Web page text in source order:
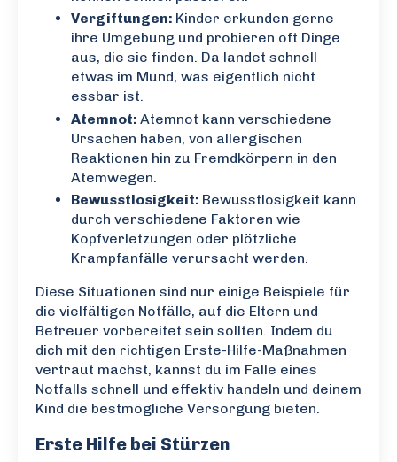
Vergiftungen: Kinder erkunden gerne
ihre Umgebung und probieren oft Dinge
aus, die sie finden. Da landet schnell
etwas im Mund, was eigentlich nicht
essbar ist.
Atemnot: Atemnot kann verschiedene
Ursachen haben, von allergischen
Reaktionen hin zu Fremdkörpern in den
Atemwegen.
Bewusstlosigkeit: Bewusstlosigkeit kann
durch verschiedene Faktoren wie
Kopfverletzungen oder plötzliche
Krampfanfälle verursacht werden.
Diese Situationen sind nur einige Beispiele für
die vielfältigen Notfälle, auf die Eltern und
Betreuer vorbereitet sein sollten. Indem du
dich mit den richtigen Erste-Hilfe-Maßnahmen
vertraut machst, kannst du im Falle eines
Notfalls schnell und effektiv handeln und deinem
Kind die bestmögliche Versorgung bieten.
Erste Hilfe bei Stürzen